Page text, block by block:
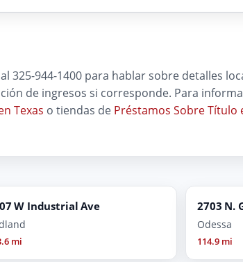
325-944-1400 para hablar sobre detalles
de ingresos si corresponde. Para
Texas o tiendas de Préstamos Sobre Título
W Industrial Ave
mi
2703 N.
Odessa
114.9 mi